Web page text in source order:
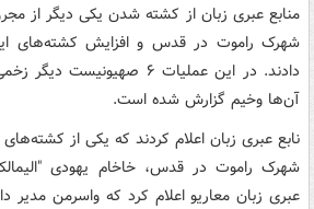
منابع عبری زبان از کشته شدن یکی دیگر از
آن‌ها وخیم گزارش شده است.
نابع عبری زبان اعلام کردند که یکی از کشته‌های
شهرک راموت در قدس، خاخام یهودی
عبری زبان معاریو اعلام کرد که واسرمن مدیر